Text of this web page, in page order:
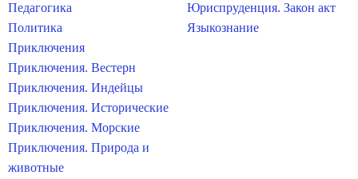
Педагогика
Политика
Приключения
Приключения. Вестерн
Приключения. Индейцы
Приключения. Исторические
Приключения. Морские
Приключения. Природа и
животные
Юриспруденция. Закон акт
Языкознание